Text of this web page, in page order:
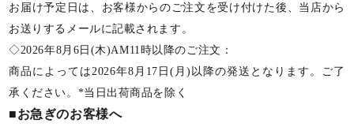
お届け予定日は、お客様からのご注文を受け付けた後、当店から
お送りするメールに記載されます。
◇2026年8月6日(木)AM11時以降のご注文：
商品によっては2026年8月17日(月)以降の発送となります。ご了
承ください。*当日出荷商品を除く
■お急ぎのお客様へ